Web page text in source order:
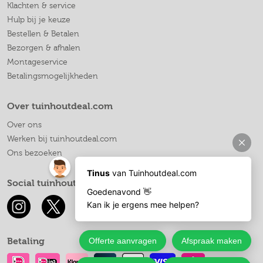
Klachten & service
Hulp bij je keuze
Bestellen & Betalen
Bezorgen & afhalen
Montageservice
Betalingsmogelijkheden
Over tuinhoutdeal.com
Over ons
Werken bij tuinhoutdeal.com
Ons bezoeken
Social tuinhoutdeal.com
Betaling